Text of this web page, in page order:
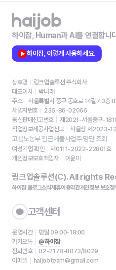
하이잡, Human과 AI를 연결합니
하이잡, 이렇게 사용하세요.
상호명
링크업솔루션 주식회사
대표이사
박나래
주소
서울특별시 중구 동호로 14길7 3층
사업자번호
236-86-02066
통신판매신고번호
제2021-서울중구-
직업정보제공사업신고
서울청 제2023-
고용노동부 임금체불사업주 명단 조회
여성기업 확인
제0111-2022-22801호
개인정보보호책임자
이윤미
링크업솔루션(C). All rights
하이잡 블로그소식제휴이용약관개인정보 보호정
고객센터
운영시간
평일 09:00-18:00
카카오톡
@하이잡
전화번호
02-2178-8073/8029
이메일
haijobteam@gmail.com